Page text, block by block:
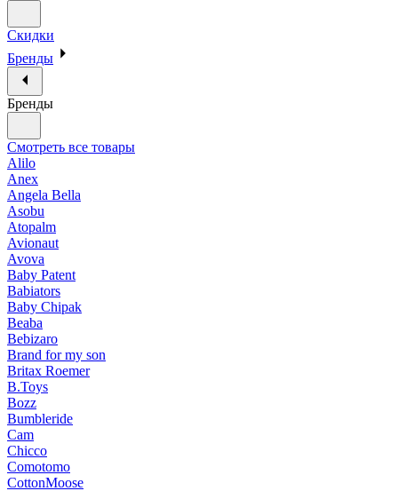
Скидки
Бренды
Бренды
Смотреть все товары
Alilo
Anex
Angela Bella
Asobu
Atopalm
Avionaut
Avova
Baby Patent
Babiators
Baby Chipak
Beaba
Bebizaro
Brand for my son
Britax Roemer
B.Toys
Bozz
Bumbleride
Cam
Chicco
Comotomo
CottonMoose